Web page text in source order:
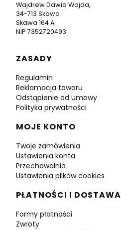
Wajdrew Dawid Wajda,
34-713 Skawa
Skawa 164 A
NIP 7352720493
Linki w stopce
ZASADY
Regulamin
Reklamacja towaru
Odstąpienie od umowy
Polityka prywatności
MOJE KONTO
Twoje zamówienia
Ustawienia konta
Przechowalnia
Ustawienia plików cookies
PŁATNOŚCI I DOSTAWA
Formy płatności
Zwroty